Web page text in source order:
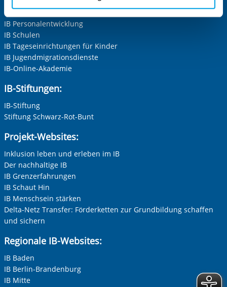
Cookies, die erforderlich zur Bereitstellung der von Ihnen
aufgerufenen und somit gewünschten Website-
Funktionen sind. Diese Cookies setzen wir aufgrund
berechtigter Interessen und daher unabhängig von einer
Einwilligung.
Die Internationale Arbeit des IB
IB Personalentwicklung
IB Schulen
IB Tageseinrichtungen für Kinder
IB Jugendmigrationsdienste
IB-Online-Akademie
IB-Stiftungen:
IB-Stiftung
Stiftung Schwarz-Rot-Bunt
Projekt-Websites:
Inklusion leben und erleben im IB
Der nachhaltige IB
IB Grenzerfahrungen
IB Schaut Hin
IB Menschsein stärken
Delta-Netz Transfer: Förderketten zur Grundbildung schaffen
und sichern
Regionale IB-Websites:
IB Baden
IB Berlin-Brandenburg
IB Mitte